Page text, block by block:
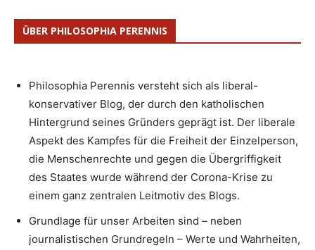
ÜBER PHILOSOPHIA PERENNIS
Philosophia Perennis versteht sich als liberal-
konservativer Blog, der durch den katholischen
Hintergrund seines Gründers geprägt ist. Der liberale
Aspekt des Kampfes für die Freiheit der Einzelperson,
die Menschenrechte und gegen die Übergriffigkeit
des Staates wurde während der Corona-Krise zu
einem ganz zentralen Leitmotiv des Blogs.
Grundlage für unser Arbeiten sind – neben
journalistischen Grundregeln – Werte und Wahrheiten,